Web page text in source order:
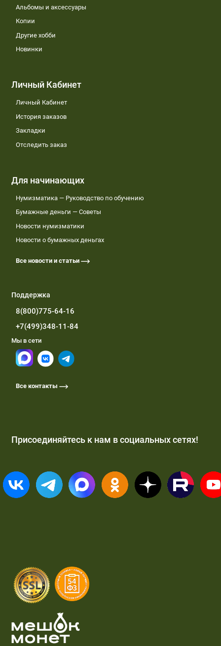
Альбомы и аксессуары
Копии
Другие хобби
Новинки
Личный Кабинет
Личный Кабинет
История заказов
Закладки
Отследить заказ
Для начинающих
Нумизматика — Руководство по обучению
Бумажные деньги — Советы
Новости нумизматики
Новости о бумажных деньгах
Все новости и статьи
Поддержка
8(800)775-64-16
+7(499)348-11-84
Мы в сети
Все контакты
Присоединяйтесь к нам в социальных сетях!